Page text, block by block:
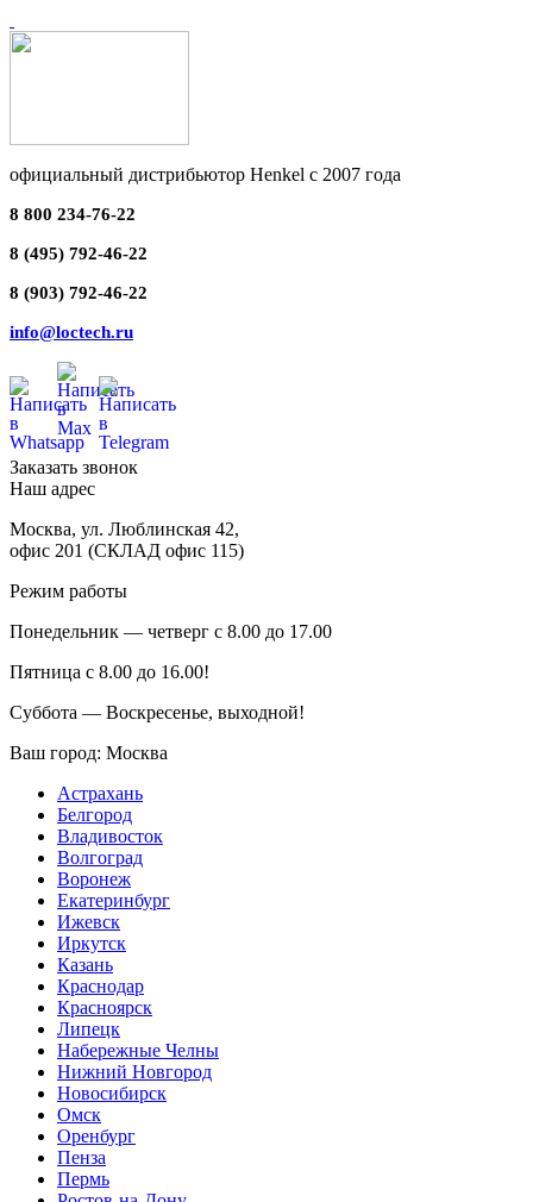
официальный дистрибьютор Henkel с 2007 года
8 800 234-76-22
8 (495) 792-46-22
8 (903) 792-46-22
info@loctech.ru
Заказать звонок
Наш адрес
Москва, ул. Люблинская 42,
офис 201 (СКЛАД офис 115)
Режим работы
Понедельник — четверг с 8.00 до 17.00
Пятница с 8.00 до 16.00!
Суббота — Воскресенье, выходной!
Ваш город: Москва
Астрахань
Белгород
Владивосток
Волгоград
Воронеж
Екатеринбург
Ижевск
Иркутск
Казань
Краснодар
Красноярск
Липецк
Набережные Челны
Нижний Новгород
Новосибирск
Омск
Оренбург
Пенза
Пермь